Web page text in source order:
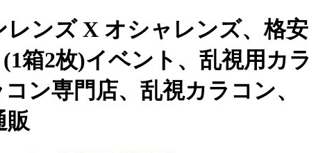
ンズ X オシャレンズ、格安
箱2枚)イベント、乱視用カラ
ン専門店、乱視カラコン、
販